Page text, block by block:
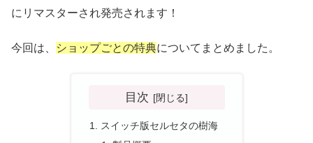
にリマスターされ発売されます！
今回は、 ショップごとの特典についてまとめました。
目次
スイッチ版セルセタの樹海